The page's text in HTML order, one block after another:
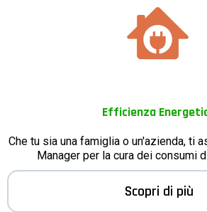
Efficienza
Che tu sia una famiglia o un'azienda, ti
Manager per la cura dei consumi
Scopri di più